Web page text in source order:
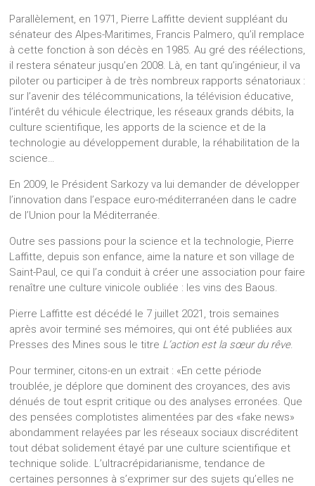
Parallèlement, en 1971, Pierre Laffitte devient suppléant du
sénateur des Alpes-Maritimes, Francis Palmero, qu’il remplace
à cette fonction à son décès en 1985. Au gré des réélections,
il restera sénateur jusqu’en 2008. Là, en tant qu’ingénieur, il va
piloter ou participer à de très nombreux rapports sénatoriaux :
sur l’avenir des télécommunications, la télévision éducative,
l’intérêt du véhicule électrique, les réseaux grands débits, la
culture scientifique, les apports de la science et de la
technologie au développement durable, la réhabilitation de la
science…
En 2009, le Président Sarkozy va lui demander de développer
l’innovation dans l’espace euro-méditerranéen dans le cadre
de l’Union pour la Méditerranée.
Outre ses passions pour la science et la technologie, Pierre
Laffitte, depuis son enfance, aime la nature et son village de
Saint-Paul, ce qui l’a conduit à créer une association pour faire
renaître une culture vinicole oubliée : les vins des Baous.
Pierre Laffitte est décédé le 7 juillet 2021, trois semaines
après avoir terminé ses mémoires, qui ont été publiées aux
Presses des Mines sous le titre L’action est la sœur du rêve.
Pour terminer, citons-en un extrait : «En cette période
troublée, je déplore que dominent des croyances, des avis
dénués de tout esprit critique ou des analyses erronées. Que
des pensées complotistes alimentées par des «fake news»
abondamment relayées par les réseaux sociaux discréditent
tout débat solidement étayé par une culture scientifique et
technique solide. L’ultracrépidarianisme, tendance de
certaines personnes à s’exprimer sur des sujets qu’elles ne